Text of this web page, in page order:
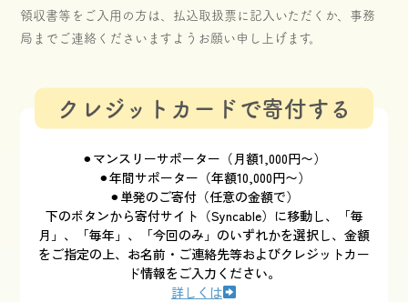
領収書等をご入用の方は、払込取扱票に記入いただくか、事務
局までご連絡くださいますようお願い申し上げます。
クレジットカードで寄付する
⚫︎マンスリーサポーター（月額1,000円〜）
⚫︎年間サポーター（年額10,000円〜）
⚫︎単発のご寄付（任意の金額で）
下のボタンから寄付サイト（Syncable）に移動し、「毎
月」、「毎年」、「今回のみ」のいずれかを選択し、金額
をご指定の上、お名前・ご連絡先等およびクレジットカー
ド情報をご入力ください。
詳しくは